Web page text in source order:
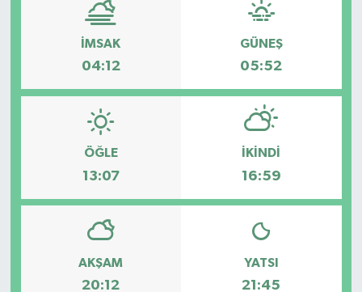
İMSAK
04:12
GÜNEŞ
05:52
ÖĞLE
13:07
İKINDI
16:59
AKŞAM
20:12
YATSI
21:45